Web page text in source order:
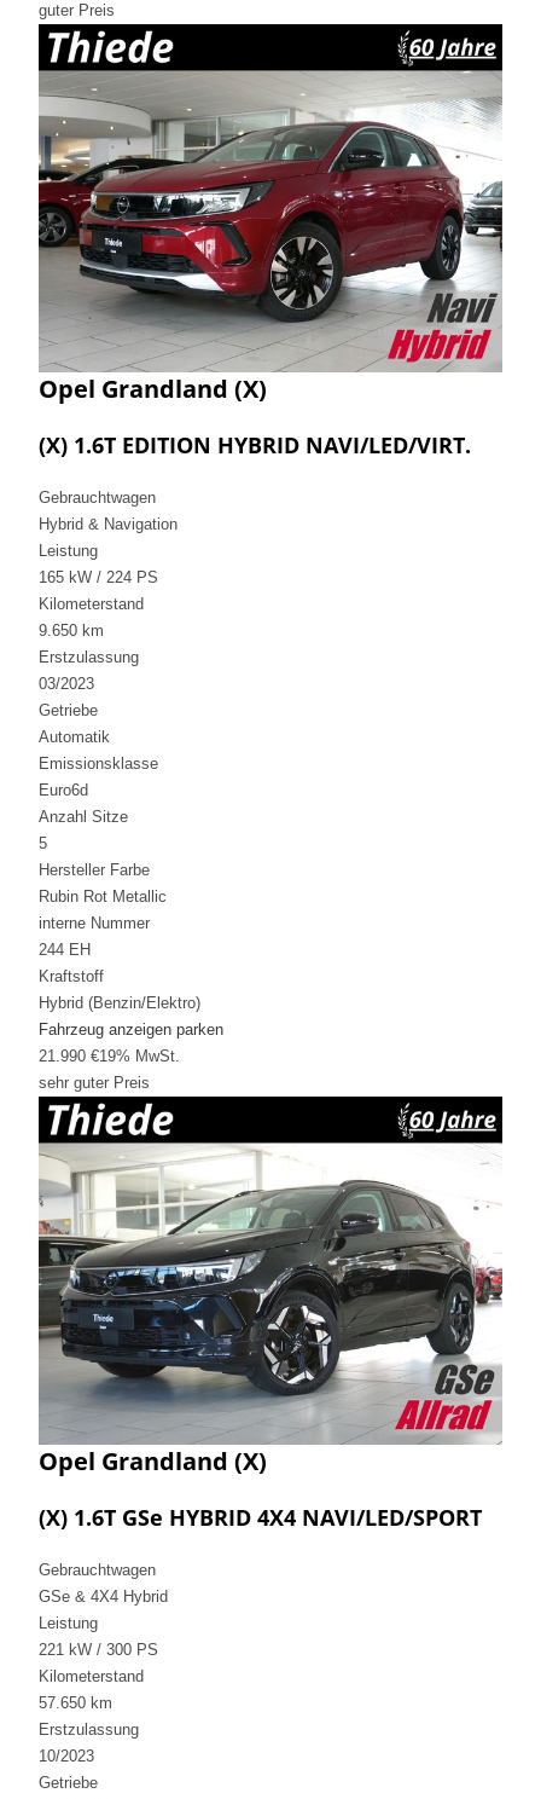
guter Preis
Opel Grandland (X)
(X) 1.6T EDITION HYBRID NAVI/LED/VIRT.
Gebrauchtwagen
Hybrid & Navigation
Leistung
165 kW / 224 PS
Kilometerstand
9.650 km
Erstzulassung
03/2023
Getriebe
Automatik
Emissionsklasse
Euro6d
Anzahl Sitze
5
Hersteller Farbe
Rubin Rot Metallic
interne Nummer
244 EH
Kraftstoff
Hybrid (Benzin/Elektro)
Fahrzeug anzeigen parken
21.990 €19% MwSt.
sehr guter Preis
Opel Grandland (X)
(X) 1.6T GSe HYBRID 4X4 NAVI/LED/SPORT
Gebrauchtwagen
GSe & 4X4 Hybrid
Leistung
221 kW / 300 PS
Kilometerstand
57.650 km
Erstzulassung
10/2023
Getriebe